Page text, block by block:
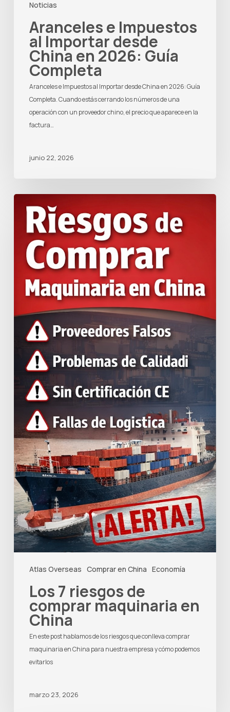
Noticias
Aranceles e Impuestos
al Importar desde
China en 2026: Guía
Completa
Aranceles e Impuestos al Importar desde China en 2026: Guía
Completa. Cuando estás cerrando los números de una
operación con un proveedor chino, el precio que aparece en la
factura…
junio 22, 2026
Atlas Overseas Comprar en China Economía
riesgos
comprar
maquinaria
China
Los 7 riesgos de
comprar maquinaria en
China
En este post hablamos de los riesgos que conlleva comprar
maquinaria en China para nuestra empresa y cómo podemos
evitarlos
marzo 23, 2026